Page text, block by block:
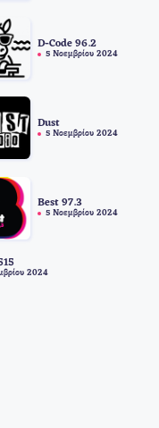
D-Code 96.2
5 Νοεμβρίου 2024
Dust
5 Νοεμβρίου 2024
Best 97.3
5 Νοεμβρίου 2024
2024